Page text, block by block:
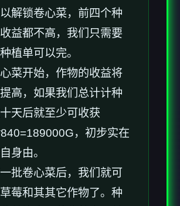
解锁卷心菜，前四个种
益都不高，我们只需要
植单可以完。
菜开始，作物的收益将
高，如果我们总计计种
天后就至少可收获
，初步实在
身由。
批卷心菜后，我们就可
莓和其其它作物了。种